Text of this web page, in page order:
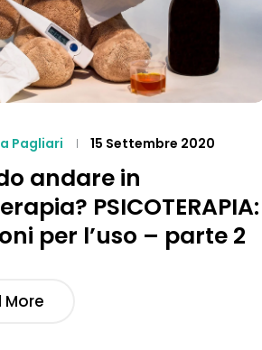
Pagliari 15 Settembre 2020
andare in
PSICOTERAPIA:
per l’uso – parte 2
More